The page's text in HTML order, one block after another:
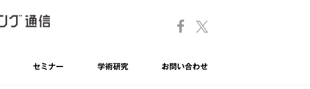
セミナー 学術研究 お問い合わせ